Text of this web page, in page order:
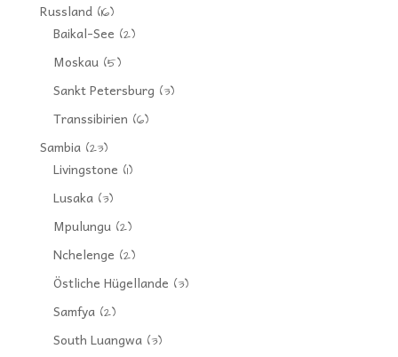
Russland(16)
Baikal-See (2)
Moskau(5)
Sankt Petersburg (3)
Transsibirien (6)
Sambia(23)
Livingstone (1)
Lusaka(3)
Mpulungu(2)
Nchelenge (2)
Östliche Hügellande (3)
Samfya(2)
South Luangwa(3)